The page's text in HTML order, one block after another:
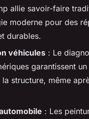
allie savoir-faire
moderne pour des
durables.
véhicules : Le
garantissent
structure, même
: Les